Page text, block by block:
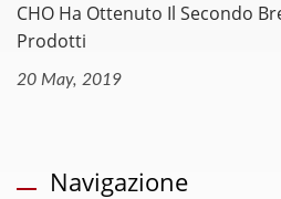
CHO Ha Ottenuto Il Secondo
Prodotti
20 May, 2019
Navigazione